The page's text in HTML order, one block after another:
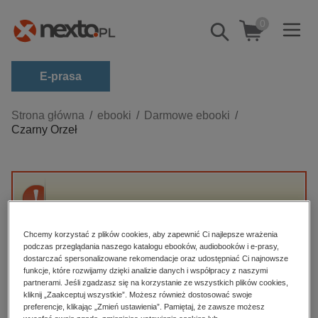
Pokaż/schowaj
wyszukiwarkę
0
E-prasa
Kategorie
Zobacz wszystkie E-prasa
budownictwo, aranżacja wnętrz
dzienniki
edukacja
hobby, sport, rozrywka
komputery, internet, technologie, informatyka
Strona główna ebooki
Darmowe ebooki
Czarny Orzeł
Przepraszamy, ale produkt „Czarny Orzeł” nie
High-contrast mode
Polecane
Chcemy korzystać z plików cookies, aby zapewnić Ci najlepsze wrażenia
podczas przeglądania naszego katalogu ebooków, audiobooków i e-prasy,
dostarczać spersonalizowane rekomendacje oraz udostępniać Ci najnowsze
funkcje, które rozwijamy dzięki analizie danych i współpracy z naszymi
partnerami. Jeśli zgadzasz się na korzystanie ze wszystkich plików cookies,
kliknij „Zaakceptuj wszystkie”. Możesz również dostosować swoje
preferencje, klikając „Zmień ustawienia”. Pamiętaj, że zawsze możesz